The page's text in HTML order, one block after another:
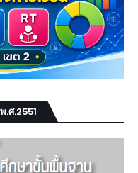
.ศ.2551